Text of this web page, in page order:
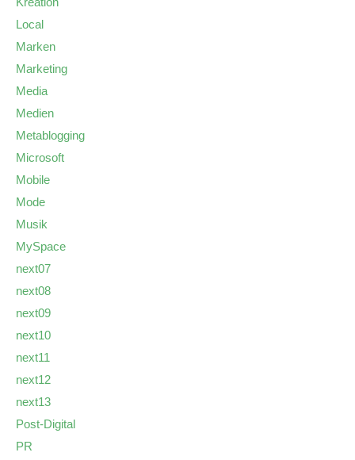
Local
Marken
Marketing
Media
Medien
Metablogging
Microsoft
Mobile
Mode
Musik
MySpace
next07
next08
next09
next10
next11
next12
next13
Post-Digital
PR